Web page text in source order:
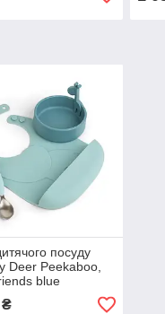
посуду
Deer Peekaboo,
blue